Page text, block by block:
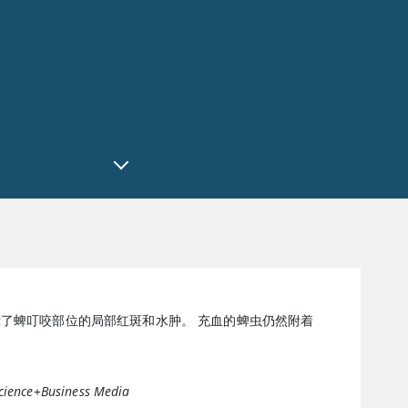
蜱叮咬部位的局部红斑和水肿。 充血的蜱虫仍然附着
Media